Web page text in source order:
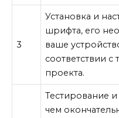
3
Установка и
шрифта, его
ваше
соответствии
проекта.
Тестирование
чем